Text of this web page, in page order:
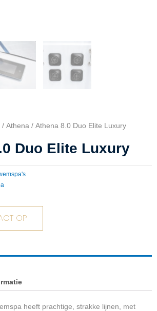
/ Athena / Athena 8.0 Duo Elite Luxury
Duo Elite Luxury
OP
heeft prachtige, strakke lijnen, met